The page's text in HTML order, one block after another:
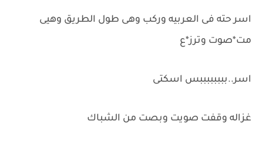
اسر حته فى العربيه وركب وهى طول الطريق وهيى
مت*صوت وترز*ع
اسر..ببببببببس اسكتى
غزاله وقفت صويت وبصت من الشباك